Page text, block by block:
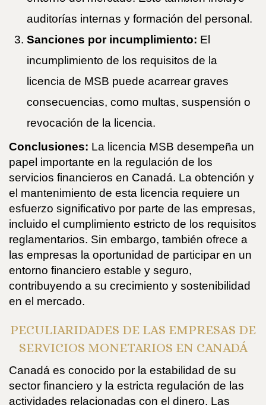
auditorías internas y formación del personal.
Sanciones por incumplimiento: El
incumplimiento de los requisitos de la
licencia de MSB puede acarrear graves
consecuencias, como multas, suspensión o
revocación de la licencia.
Conclusiones: La licencia MSB desempeña un
papel importante en la regulación de los
servicios financieros en Canadá. La obtención y
el mantenimiento de esta licencia requiere un
esfuerzo significativo por parte de las empresas,
incluido el cumplimiento estricto de los requisitos
reglamentarios. Sin embargo, también ofrece a
las empresas la oportunidad de participar en un
entorno financiero estable y seguro,
contribuyendo a su crecimiento y sostenibilidad
en el mercado.
PECULIARIDADES DE LAS EMPRESAS DE
SERVICIOS MONETARIOS EN CANADÁ
Canadá es conocido por la estabilidad de su
sector financiero y la estricta regulación de las
actividades relacionadas con el dinero. Las